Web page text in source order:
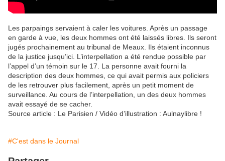
Les parpaings servaient à caler les voitures. Après un passage
en garde à vue, les deux hommes ont été laissés libres. Ils seront
jugés prochainement au tribunal de Meaux. Ils étaient inconnus
de la justice jusqu’ici. L’interpellation a été rendue possible par
l’appel d’un témoin sur le 17. La personne avait fourni la
description des deux hommes, ce qui avait permis aux policiers
de les retrouver plus facilement, après un petit moment de
surveillance. Au cours de l’interpellation, un des deux hommes
avait essayé de se cacher.
Source article : Le Parisien / Vidéo d’illustration : Aulnaylibre !
#C'est dans le Journal